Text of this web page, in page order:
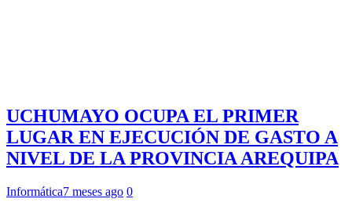
UCHUMAYO OCUPA EL PRIMER
LUGAR EN EJECUCIÓN DE GASTO A
NIVEL DE LA PROVINCIA AREQUIPA
Informática7 meses ago 0